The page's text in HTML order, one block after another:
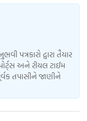
પત્રકારો દ્વારા તૈયાર
અને રીયલ ટાઈમ
તપાસીને જાણીને